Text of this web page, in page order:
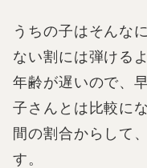
うちの子はそんな
ない割には弾ける
年齢が遅いので、
子さんとは比較に
間の割合からして
す。